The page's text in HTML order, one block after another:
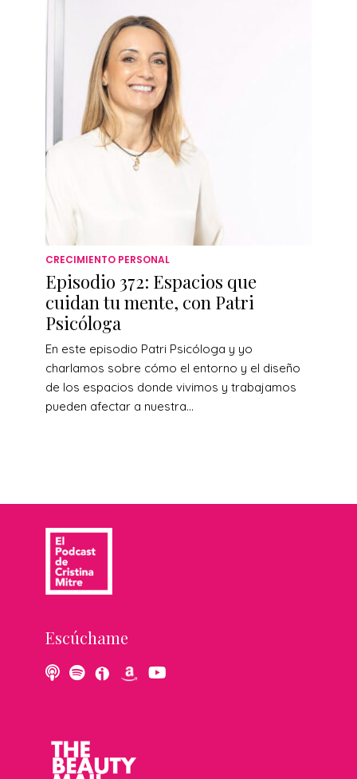
CRECIMIENTO PERSONAL
Episodio 372: Espacios que
cuidan tu mente, con Patri
Psicóloga
En este episodio Patri Psicóloga y yo
charlamos sobre cómo el entorno y el diseño
de los espacios donde vivimos y trabajamos
pueden afectar a nuestra...
Escúchame